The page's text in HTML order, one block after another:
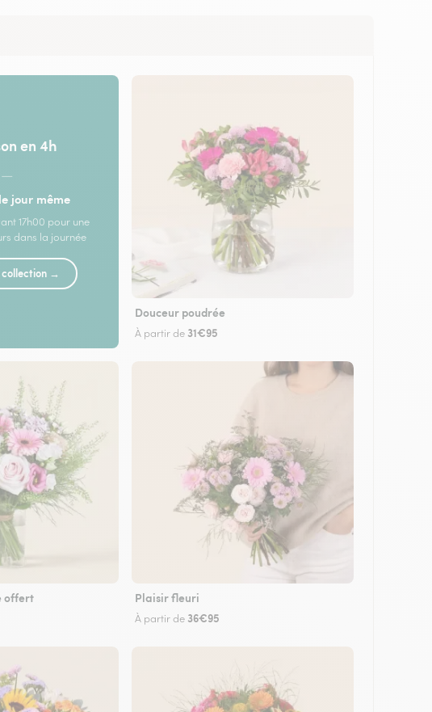
en 4h
—
jour même
17h00 pour une
dans la journée
collection →
Douceur poudrée
À partir de 31€95
offert Plaisir fleuri
À partir de 36€95